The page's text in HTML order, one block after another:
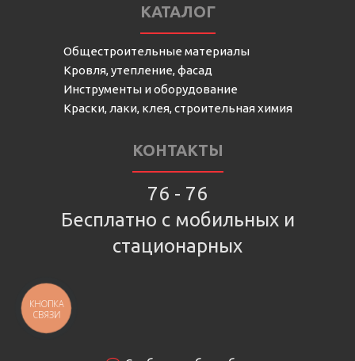
КАТАЛОГ
Общестроительные материалы
Кровля, утепление, фасад
Инструменты и оборудование
Краски, лаки, клея, строительная химия
КОНТАКТЫ
76 - 76
Бесплатно с мобильных и
стационарных
КНОПКА
СВЯЗИ